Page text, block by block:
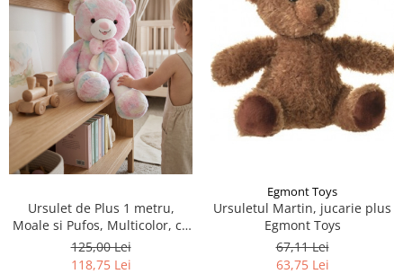
Ursulet de Plus 1 metru,
Moale si Pufos, Multicolor, cu
Funda si Culori Pastelate
125,00 Lei
118,75 Lei
Egmont Toys
Ursuletul Martin, jucarie plus
Egmont Toys
67,11 Lei
63,75 Lei